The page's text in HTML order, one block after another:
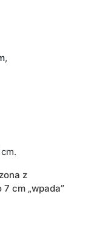
,
z
cm „wpada”